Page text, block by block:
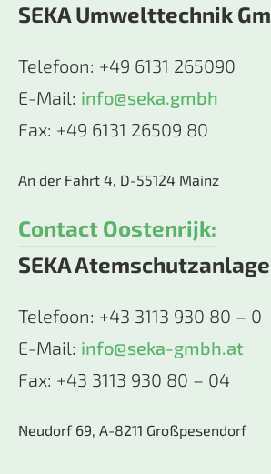
SEKA Umwelttechnik
Telefoon: +49 6131 265090
E-Mail: info@seka.gmbh
Fax: +49 6131 26509 80
An der Fahrt 4, D-55124 Mainz
Contact Oostenrijk:
SEKA
Telefoon: +43 3113 930 80 – 0
E-Mail: info@seka-gmbh.at
Fax: +43 3113 930 80 – 04
Neudorf 69, A-8211 Großpesendorf